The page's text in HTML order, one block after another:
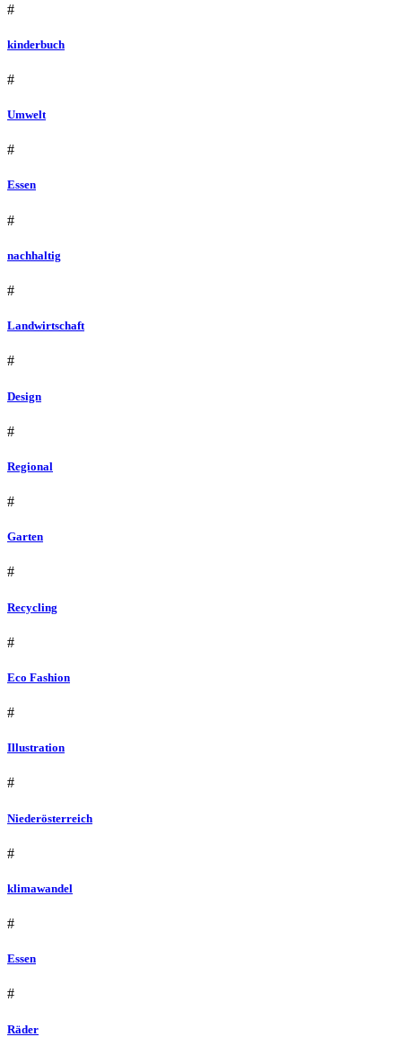
#
kinderbuch
#
Umwelt
#
Essen
#
nachhaltig
#
Landwirtschaft
#
Design
#
Regional
#
Garten
#
Recycling
#
Eco Fashion
#
Illustration
#
Niederösterreich
#
klimawandel
#
Essen
#
Räder